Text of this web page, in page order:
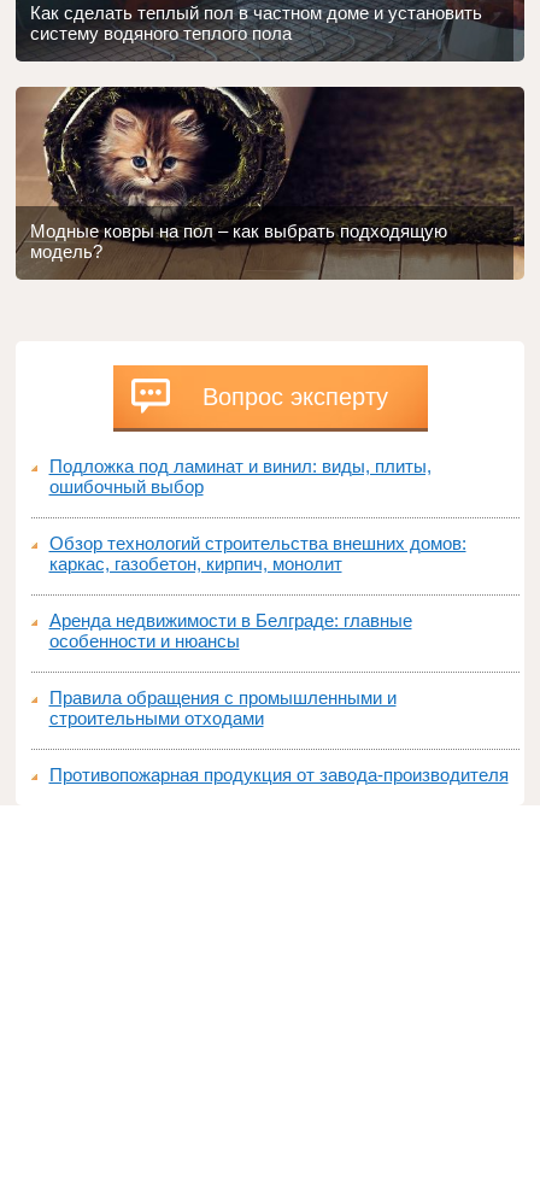
Как сделать теплый пол в частном доме и установить
систему водяного теплого пола
Модные ковры на пол – как выбрать подходящую
модель?
Вопрос эксперту
Подложка под ламинат и винил: виды, плиты,
ошибочный выбор
Обзор технологий строительства внешних домов:
каркас, газобетон, кирпич, монолит
Аренда недвижимости в Белграде: главные
особенности и нюансы
Правила обращения с промышленными и
строительными отходами
Противопожарная продукция от завода-производителя